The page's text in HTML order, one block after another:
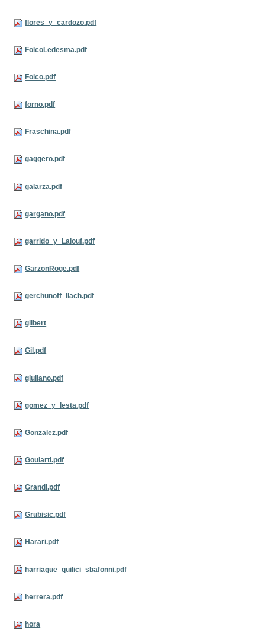
flores_y_cardozo.pdf
FolcoLedesma.pdf
Folco.pdf
forno.pdf
Fraschina.pdf
gaggero.pdf
galarza.pdf
gargano.pdf
garrido_y_Lalouf.pdf
GarzonRoge.pdf
gerchunoff_llach.pdf
gilbert
Gil.pdf
giuliano.pdf
gomez_y_lesta.pdf
Gonzalez.pdf
Goularti.pdf
Grandi.pdf
Grubisic.pdf
Harari.pdf
harriague_quilici_sbafonni.pdf
herrera.pdf
hora